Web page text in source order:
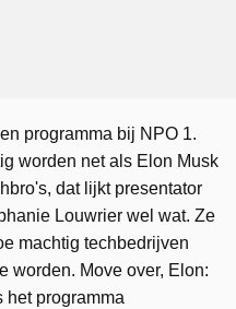
programma bij NPO 1.
worden net als Elon Musk
dat lijkt presentator
Louwrier wel wat. Ze
machtig techbedrijven
worden. Move over, Elon:
het programma